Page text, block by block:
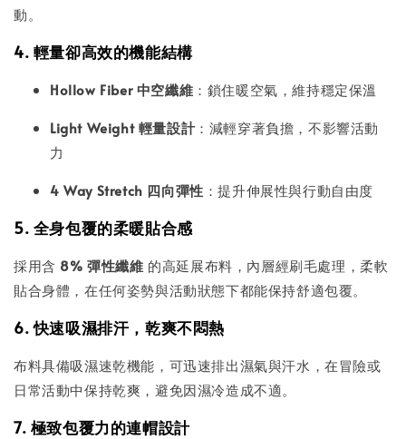
動。
4. 輕量卻高效的機能結構
Hollow Fiber 中空纖維 ：鎖住暖空氣，維持穩定保溫
Light Weight 輕量設計：減輕穿著負擔，不影響活動
力
4 Way Stretch 四向彈性 ：提升伸展性與行動自由度
5. 全身包覆的柔暖貼合感
採用含 8% 彈性纖維 的高延展布料，內層經刷毛處理，柔軟
貼合身體，在任何姿勢與活動狀態下都能保持舒適包覆。
6. 快速吸濕排汗，乾爽不悶熱
布料具備吸濕速乾機能，可迅速排出濕氣與汗水，在冒險或
日常活動中保持乾爽，避免因濕冷造成不適。
7. 極致包覆力的連帽設計